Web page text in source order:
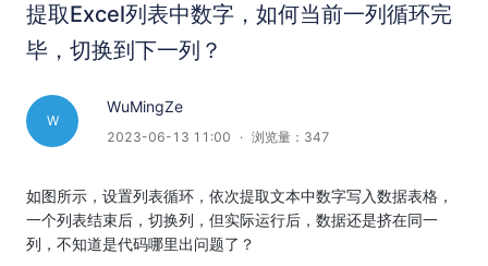
提取Excel列表中数字，如何当前一列循环完毕，切换到下一列？ 回答 收藏
提取Excel列表中数字，如何当前一列循环完
毕，切换到下一列？
W
WuMingZe
2023-06-13 11:00 · 浏览量： 347
如图所示，设置列表循环，依次提取文本中数字写入数据表格，
一个列表结束后，切换列，但实际运行后，数据还是挤在同一
列，不知道是代码哪里出问题了？